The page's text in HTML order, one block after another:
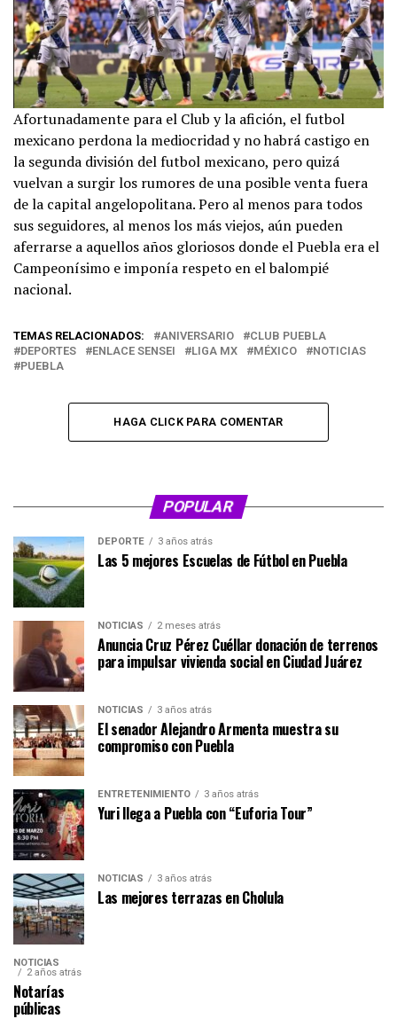
Afortunadamente para el Club y la afición, el futbol
mexicano perdona la mediocridad y no habrá castigo en
la segunda división del futbol mexicano, pero quizá
vuelvan a surgir los rumores de una posible venta fuera
de la capital angelopolitana. Pero al menos para todos
sus seguidores, al menos los más viejos, aún pueden
aferrarse a aquellos años gloriosos donde el Puebla era el
Campeonísimo e imponía respeto en el balompié
nacional.
TEMAS RELACIONADOS: ANIVERSARIO
CLUB PUEBLA
DEPORTES
ENLACE SENSEI LIGA MX MÉXICO
NOTICIAS
PUEBLA
HAGA CLICK PARA COMENTAR
POPULAR
DEPORTE 3 años atrás
Las 5 mejores Escuelas de Fútbol en Puebla
NOTICIAS 2 meses atrás
Anuncia Cruz Pérez Cuéllar donación de terrenos
para impulsar vivienda social en Ciudad Juárez
NOTICIAS 3 años atrás
El senador Alejandro Armenta muestra su
compromiso con Puebla
ENTRETENIMIENTO 3 años atrás
Yuri llega a Puebla con “Euforia Tour”
NOTICIAS 3 años atrás
Las mejores terrazas en Cholula
NOTICIAS
2 años atrás
Notarías
públicas